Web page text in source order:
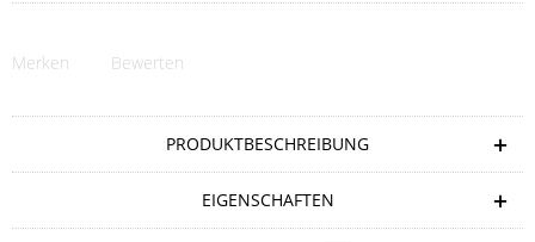
Merken Bewerten
PRODUKTBESCHREIBUNG
EIGENSCHAFTEN